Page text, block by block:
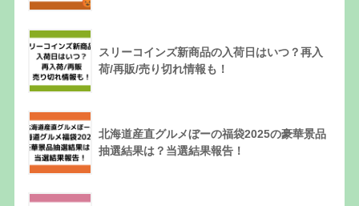
スリーコインズ新商品の入荷日はいつ？再入
荷/再販/売り切れ情報も！
北海道産直グルメぼーの福袋2025の豪華景品
抽選結果は？当選結果報告！